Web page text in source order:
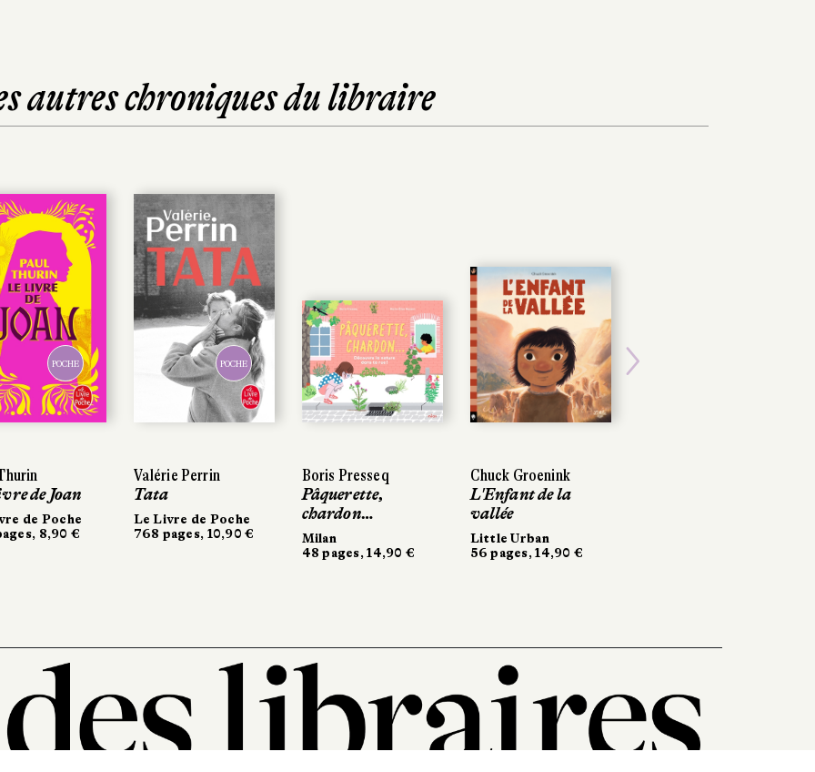
autres chroniques du libraire
POCHE
de Joan
de Poche
8,90 €
POCHE
Valérie Perrin
Tata
Le Livre de Poche
768 pages, 10,90 €
Boris Presseq
Pâquerette,
chardon…
Milan
48 pages, 14,90 €
Chuck Groenink
L'Enfant de la
vallée
Little Urban
56 pages, 14,90 €
POCHE
de Joan
de Poche
8,90 €
POCHE
Valérie Perrin
Tata
Le Livre de Poche
768 pages, 10,90 €
Boris Presseq
Pâquerette,
chardon…
Milan
48 pages, 14,90 €
Chuck Groenink
L'Enfant de la
vallée
Little Urban
56 pages, 14,90 €